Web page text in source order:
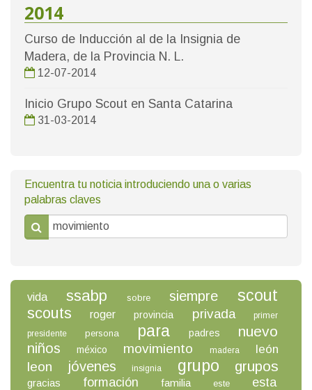
2014
Curso de Inducción al de la Insignia de
Madera, de la Provincia N. L.
12-07-2014
Inicio Grupo Scout en Santa Catarina
31-03-2014
Encuentra tu noticia introduciendo una o varias
palabras claves
vida ssabp sobre siempre scout
scouts roger provincia privada
primer
presidente
persona para padres nuevo
niños méxico movimiento madera león
leon jóvenes insignia grupo grupos
gracias formación familia este esta